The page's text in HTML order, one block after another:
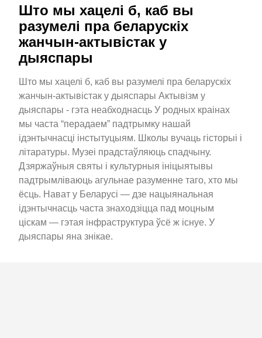
Што мы хацелі б, каб вы
разумелі пра беларускіх
жанчын-актывістак у
дыяспары
Што мы хацелі б, каб вы разумелі пра беларускіх
жанчын-актывістак у дыяспары Актывізм у
дыяспары - гэта неабходнасць У родных краінах
мы часта “перадаем” падтрымку нашай
ідэнтычнасці інстытуцыям. Школы вучаць гісторыі і
літаратуры. Музеі прадстаўляюць спадчыну.
Дзяржаўныя святы і культурныя ініцыятывы
падтрымліваюць агульнае разуменне таго, хто мы
ёсць. Нават у Беларусі — дзе нацыянальная
ідэнтычнасць часта знаходзіцца пад моцным
ціскам — гэтая інфраструктура ўсё ж існуе. У
дыяспары яна знікае.